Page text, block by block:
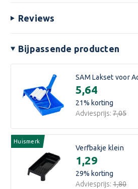
Reviews
Bijpassende producten
SAM Lakset voor
€5,64
21% korting
Adviesprijs: €7,05
Huismerk
Verfbakje klein
€1,29
29% korting
Adviesprijs: €1,80